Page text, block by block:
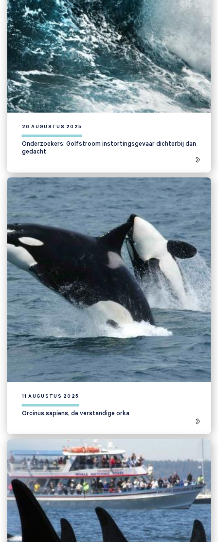
26 AUGUSTUS 2025
Onderzoekers: Golfstroom instortingsgevaar dichterbij dan
gedacht
11 AUGUSTUS 2025
Orcinus sapiens, de verstandige orka